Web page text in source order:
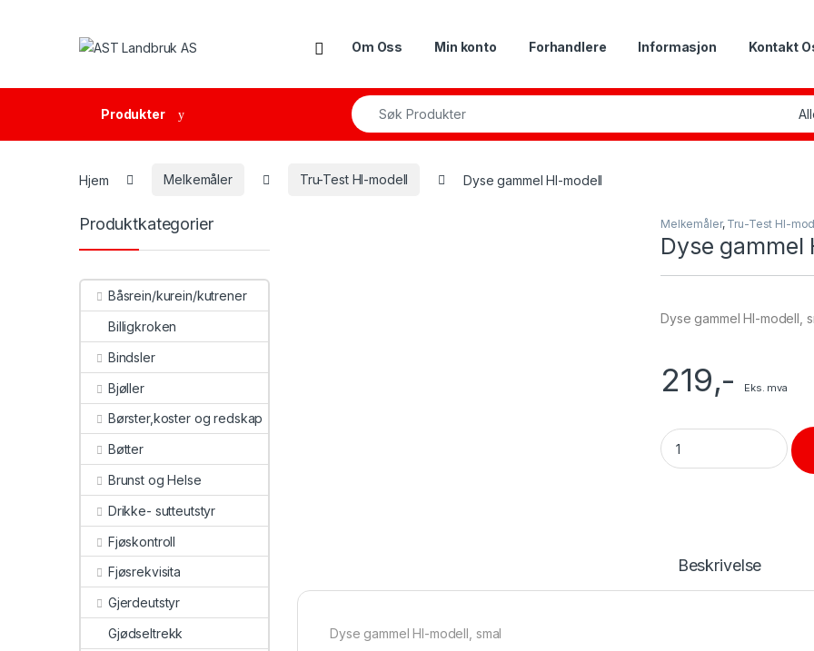
Open Om Oss Min konto Forhandlere Informasjon Kontakt
Produkter
Search for:
Hjem Melkemåler Tru-Test HI-modell Dyse gammel HI-modell
Melkemåler, Tru-Test HI-
Dyse gammel
Dyse gammel HI-modell,
219,- Eks. mva
Dyse gammel HI-modell
Beskrivelse
Dyse gammel HI-modell, smal
Produktkategorier
Båsrein/kurein/kutrener
Billigkroken
Bindsler
Bjøller
Børster,koster og redskap
Bøtter
Brunst og Helse
Drikke- sutteutstyr
Fjøskontroll
Fjøsrekvisita
Gjerdeutstyr
Gjødseltrekk